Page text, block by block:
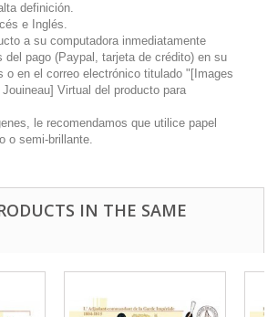
definición.
e Inglés.
a su computadora inmediatamente
del pago (Paypal, tarjeta de crédito) en su
o en el correo electrónico titulado "[Images
Virtual del producto para
le recomendamos que utilice papel
o semi-brillante.
IN THE SAME